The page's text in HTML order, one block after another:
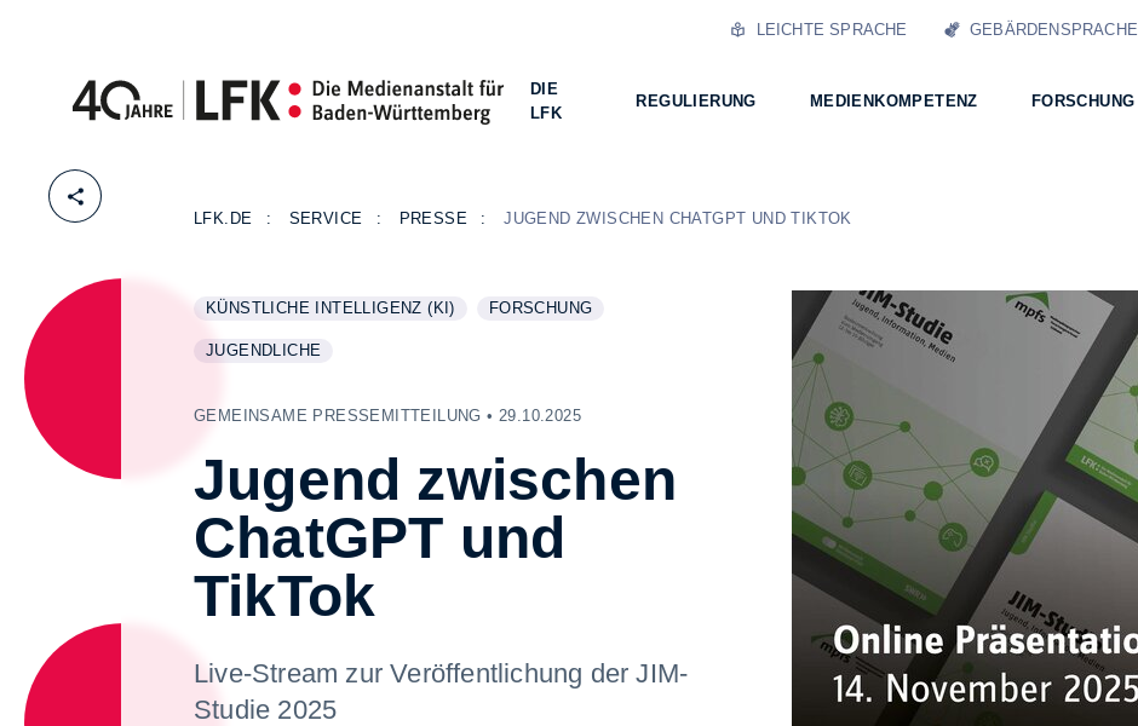
Zum Inhalt springen
DIE
LFK
REGULIERUNG MEDIENKOMPETENZ FORSCHUNG
LEICHTE SPRACHE GEBÄRDENSPRACHE
LFK.DE SERVICE PRESSE JUGEND ZWISCHEN CHATGPT UND TIKTOK
WEITERE INFORMATIONEN ZUM THEMA
KÜNSTLICHE INTELLIGENZ (KI)
ANZEIGEN WEITERE INFORMATIONEN ZUM THEMA
FORSCHUNG
ANZEIGEN
WEITERE INFORMATIONEN ZUM THEMA
JUGENDLICHE
ANZEIGEN
GEMEINSAME PRESSEMITTEILUNG • 29.10.2025
Jugend zwischen
ChatGPT und
TikTok
Live-Stream zur Veröffentlichung der JIM-
Studie 2025